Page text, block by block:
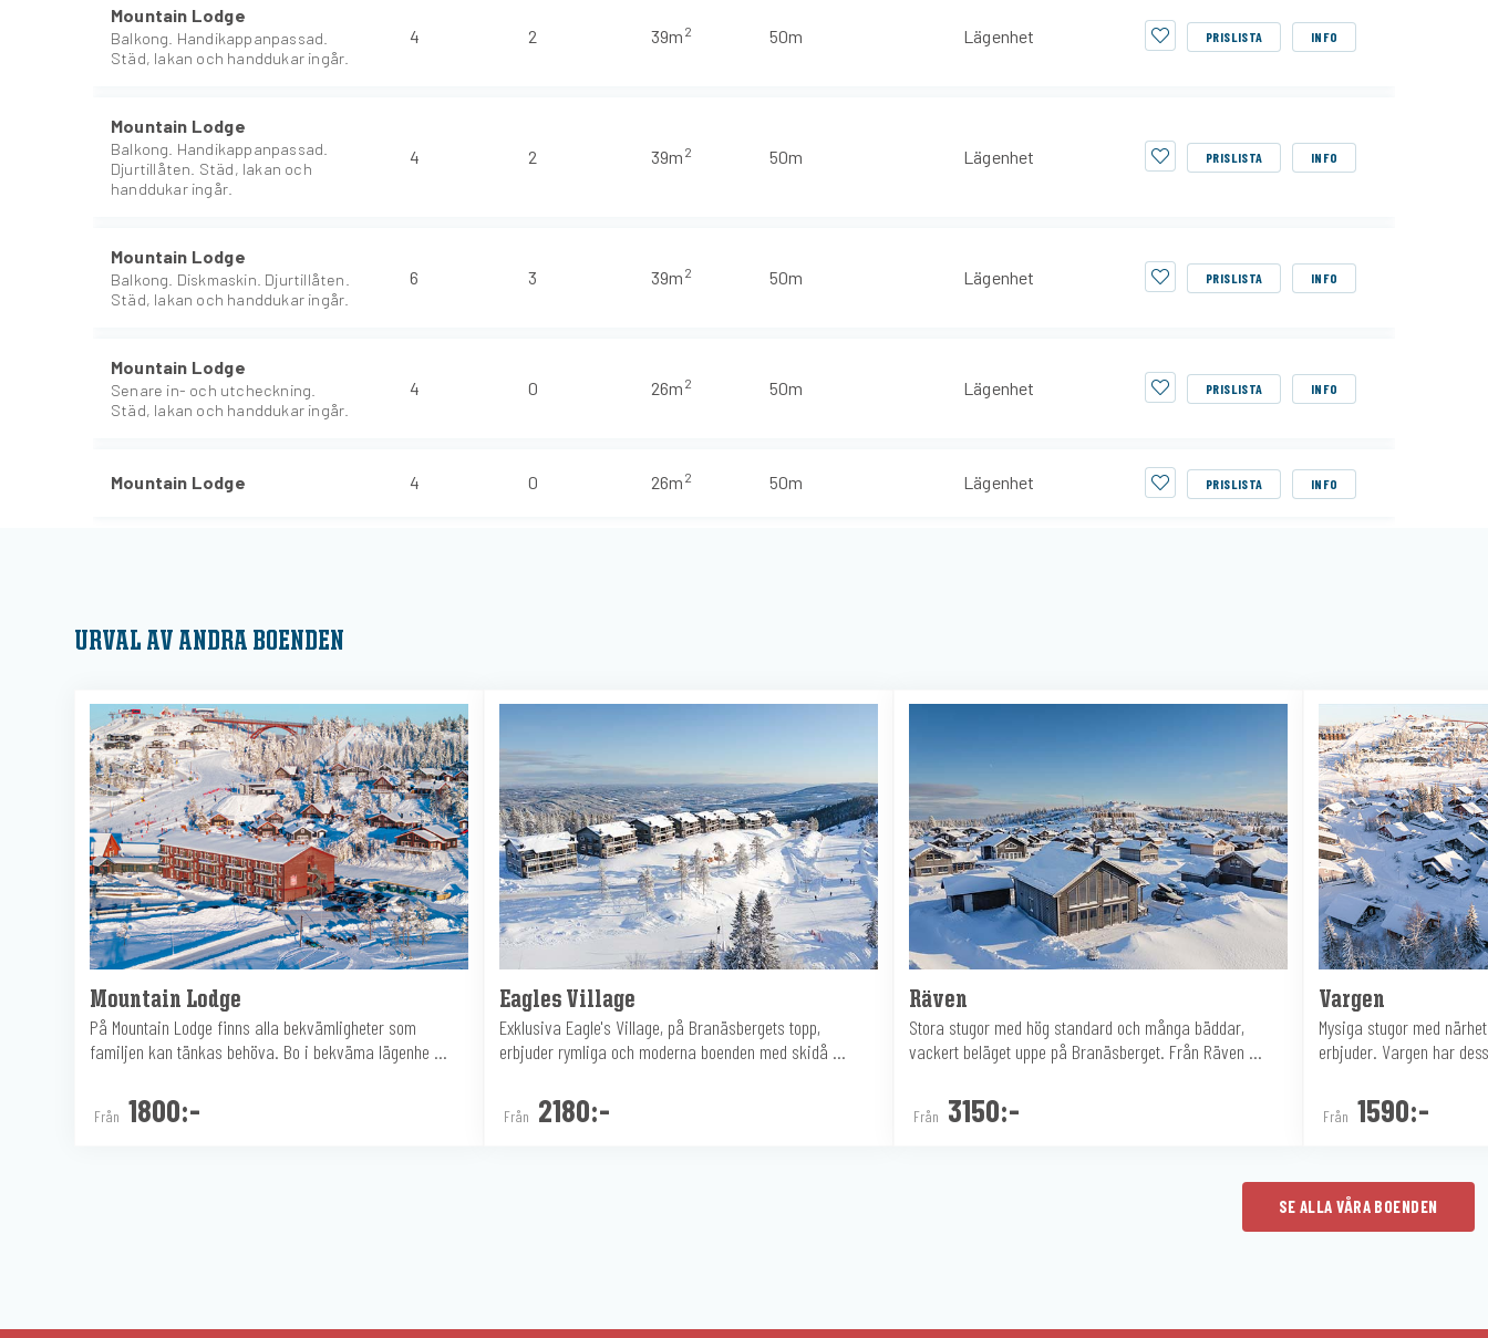
Mountain Lodge
Balkong. Handikappanpassad.
Städ, lakan och handdukar ingår.
4 2 39m 2 50m Lägenhet PRISLISTA INFO
Mountain Lodge
Balkong. Handikappanpassad.
Djurtillåten. Städ, lakan och
handdukar ingår.
4 2 39m 2 50m Lägenhet PRISLISTA INFO
Mountain Lodge
Balkong. Diskmaskin. Djurtillåten.
Städ, lakan och handdukar ingår.
6 3 39m 2 50m Lägenhet PRISLISTA INFO
Mountain Lodge
Senare in- och utcheckning.
Städ, lakan och handdukar ingår.
4 0 26m 2 50m Lägenhet PRISLISTA INFO
Mountain Lodge 4 0 26m 2 50m Lägenhet PRISLISTA INFO
URVAL AV ANDRA BOENDEN
Mountain Lodge
På Mountain Lodge finns alla bekvämligheter som
familjen kan tänkas behöva. Bo i bekväma lägenhe ...
Från 1800:-
Eagles Village
Exklusiva Eagle's Village, på Branäsbergets topp,
erbjuder rymliga och moderna boenden med skidå ...
Från 2180:-
Räven
Stora stugor med hög standard och många bäddar,
vackert beläget uppe på Branäsberget. Från Räven ...
Från 3150:-
Vargen
Mysiga stugor med
erbjuder. Vargen har
Från 1590:-
SE ALLA VÅRA BOENDEN